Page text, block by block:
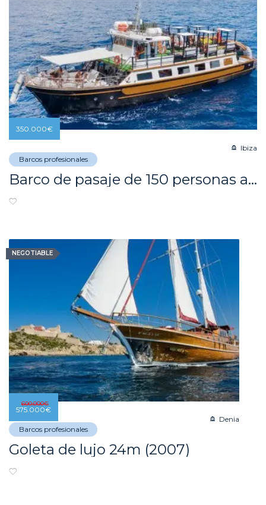
Barcos profesionales
Ibiza
Barco de pasaje de 150 personas a la venta
350.000€
NEGOTIABLE
Barcos profesionales
Denia
Goleta de lujo 24m (2007)
600.000€
575.000€